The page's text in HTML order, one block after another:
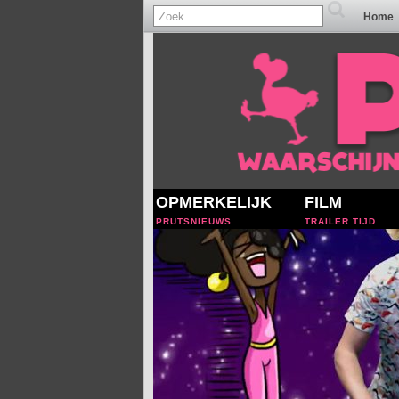
Home
OPMERKELIJK
PRUTSNIEUWS
FILM
TRAILER TIJD